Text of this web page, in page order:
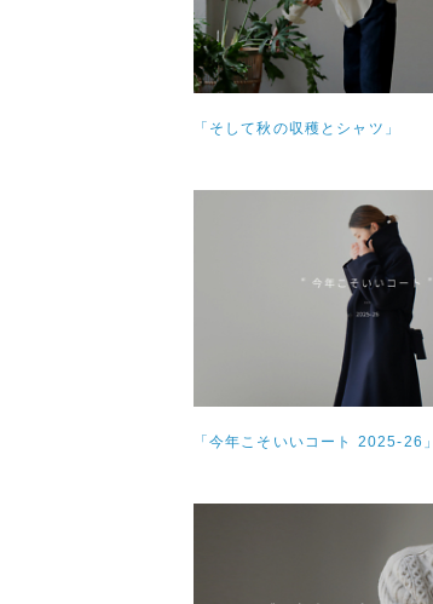
「そして秋の収穫とシャツ」
「今年こそいいコート 2025-26」